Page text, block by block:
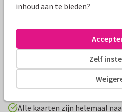
Productinformatie
Elke wolk heeft een zilver
een positief puntje. Hopelijk
Alle kaarten zijn helemaal
inhoud aan te bieden?
Zelf